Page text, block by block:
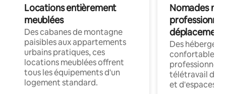
Locations entièrement
meublées
Des cabanes de montagne
paisibles aux appartements
urbains pratiques, ces
locations meublées offrent
tous les équipements d'un
logement standard.
Nomades
déplacement
Des
confortables
professionnels
télétravail
et d'espaces